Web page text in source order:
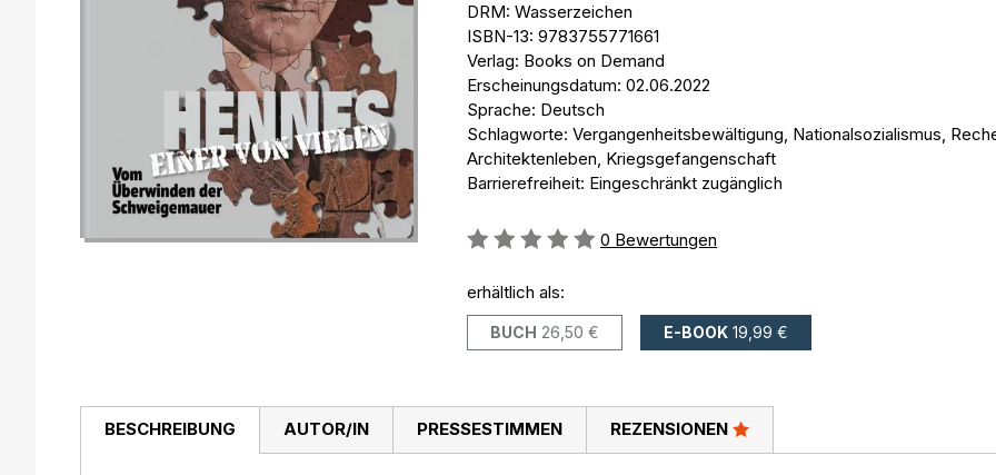
DRM: Wasserzeichen
ISBN-13: 9783755771661
Verlag: Books on Demand
Erscheinungsdatum: 02.06.2022
Sprache: Deutsch
Schlagworte: Vergangenheitsbewältigung, Nationalsozialismus,
Architektenleben, Kriegsgefangenschaft
Barrierefreiheit: Eingeschränkt zugänglich
Bewertung::
0 Bewertungen
erhältlich als:
BUCH 26,50 € E-BOOK 19,99 €
BESCHREIBUNG AUTOR/IN PRESSESTIMMEN REZENSIONEN